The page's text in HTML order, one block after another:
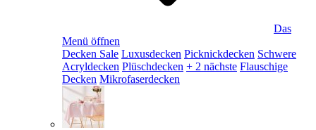
Das
Menü öffnen
Decken Sale Luxusdecken Picknickdecken Schwere
Acryldecken Plüschdecken + 2 nächste Flauschige
Decken Mikrofaserdecken